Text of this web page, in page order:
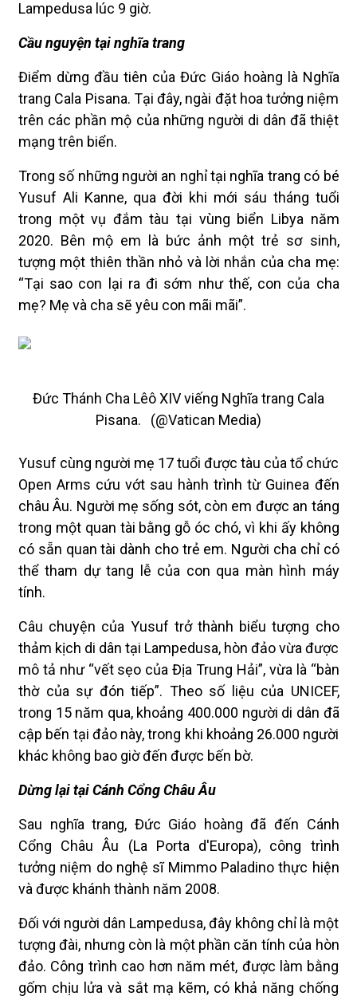
Lampedusa lúc 9 giờ.
Cầu nguyện tại nghĩa trang
Điểm dừng đầu tiên của Đức Giáo hoàng là Nghĩa
trang Cala Pisana. Tại đây, ngài đặt hoa tưởng niệm
trên các phần mộ của những người di dân đã thiệt
mạng trên biển.
Trong số những người an nghỉ tại nghĩa trang có bé
Yusuf Ali Kanne, qua đời khi mới sáu tháng tuổi
trong một vụ đắm tàu tại vùng biển Libya năm
2020. Bên mộ em là bức ảnh một trẻ sơ sinh,
tượng một thiên thần nhỏ và lời nhắn của cha mẹ:
“Tại sao con lại ra đi sớm như thế, con của cha
mẹ? Mẹ và cha sẽ yêu con mãi mãi”.
Đức Thánh Cha Lêô XIV viếng Nghĩa trang Cala
Pisana. (@Vatican Media)
Yusuf cùng người mẹ 17 tuổi được tàu của tổ chức
Open Arms cứu vớt sau hành trình từ Guinea đến
châu Âu. Người mẹ sống sót, còn em được an táng
trong một quan tài bằng gỗ óc chó, vì khi ấy không
có sẵn quan tài dành cho trẻ em. Người cha chỉ có
thể tham dự tang lễ của con qua màn hình máy
tính.
Câu chuyện của Yusuf trở thành biểu tượng cho
thảm kịch di dân tại Lampedusa, hòn đảo vừa được
mô tả như “vết sẹo của Địa Trung Hải”, vừa là “bàn
thờ của sự đón tiếp”. Theo số liệu của UNICEF,
trong 15 năm qua, khoảng 400.000 người di dân đã
cập bến tại đảo này, trong khi khoảng 26.000 người
khác không bao giờ đến được bến bờ.
Dừng lại tại Cánh Cổng Châu Âu
Sau nghĩa trang, Đức Giáo hoàng đã đến Cánh
Cổng Châu Âu (La Porta d'Europa), công trình
tưởng niệm do nghệ sĩ Mimmo Paladino thực hiện
và được khánh thành năm 2008.
Đối với người dân Lampedusa, đây không chỉ là một
tượng đài, nhưng còn là một phần căn tính của hòn
đảo. Công trình cao hơn năm mét, được làm bằng
gốm chịu lửa và sắt mạ kẽm, có khả năng chống